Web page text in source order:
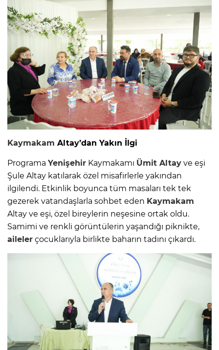
Kaymakam Altay’dan Yakın İlgi
Programa Yenişehir Kaymakamı Ümit Altay ve eşi
Şule Altay katılarak özel misafirlerle yakından
ilgilendi. Etkinlik boyunca tüm masaları tek tek
gezerek vatandaşlarla sohbet eden Kaymakam
Altay ve eşi, özel bireylerin neşesine ortak oldu.
Samimi ve renkli görüntülerin yaşandığı piknikte,
aileler çocuklarıyla birlikte baharın tadını çıkardı.